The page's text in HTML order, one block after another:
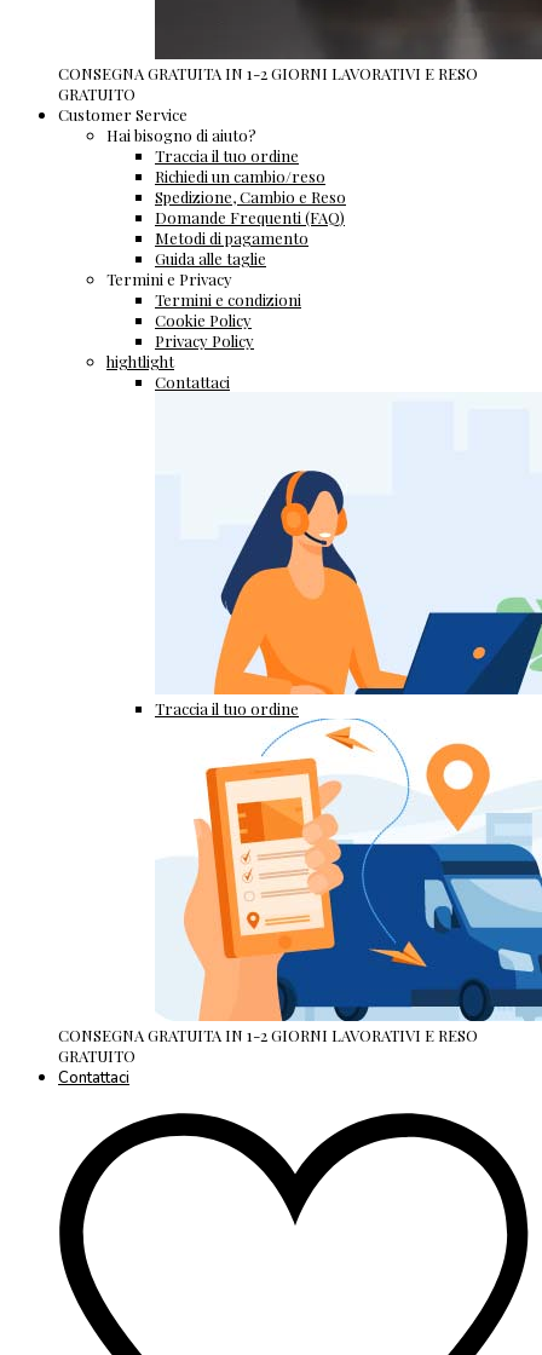
CONSEGNA GRATUITA IN 1-2 GIORNI LAVORATIVI E RESO
GRATUITO
Customer Service
Hai bisogno di aiuto?
Traccia il tuo ordine
Richiedi un cambio/reso
Spedizione, Cambio e Reso
Domande Frequenti (FAQ)
Metodi di pagamento
Guida alle taglie
Termini e Privacy
Termini e condizioni
Cookie Policy
Privacy Policy
hightlight
Contattaci
Traccia il tuo ordine
CONSEGNA GRATUITA IN 1-2 GIORNI LAVORATIVI E RESO
GRATUITO
Contattaci